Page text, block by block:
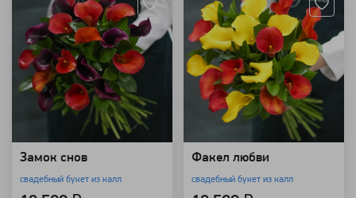
Замок снов
свадебный букет из калл
Факел любви
свадебный букет из калл